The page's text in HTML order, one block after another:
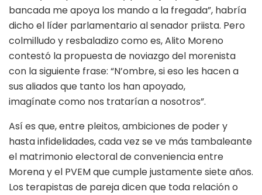
bancada me apoya los mando a la fregada”, habría
dicho el líder parlamentario al senador priista. Pero
colmilludo y resbaladizo como es, Alito Moreno
contestó la propuesta de noviazgo del morenista
con la siguiente frase: “N’ombre, si eso les hacen a
sus aliados que tanto los han apoyado,
imagínate como nos tratarían a nosotros”.
Así es que, entre pleitos, ambiciones de poder y
hasta infidelidades, cada vez se ve más tambaleante
el matrimonio electoral de conveniencia entre
Morena y el PVEM que cumple justamente siete años.
Los terapistas de pareja dicen que toda relación o